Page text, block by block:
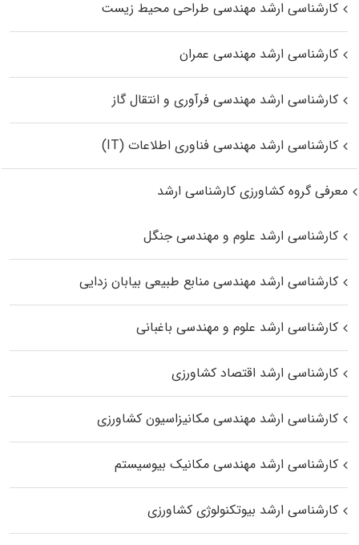
کارشناسی ارشد مهندسی طراحی محیط زیست
کارشناسی ارشد مهندسی عمران
کارشناسی ارشد مهندسی فرآوری و انتقال گاز
کارشناسی ارشد مهندسی فناوری اطلاعات (IT)
معرفی گروه کشاورزی کارشناسی ارشد
کارشناسی ارشد علوم و مهندسی جنگل
کارشناسی ارشد مهندسی منابع طبیعی بیابان زدایی
کارشناسی ارشد علوم و مهندسی باغبانی
کارشناسی ارشد اقتصاد کشاورزی
کارشناسی ارشد مهندسی مکانیزاسیون کشاورزی
کارشناسی ارشد مهندسی مکانیک بیوسیستم
کارشناسی ارشد بیوتکنولوژی کشاورزی